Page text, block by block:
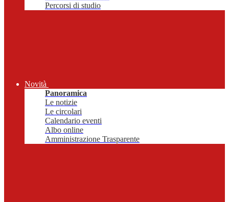
Percorsi di studio
Novità
Panoramica
Le notizie
Le circolari
Calendario eventi
Albo online
Amministrazione Trasparente